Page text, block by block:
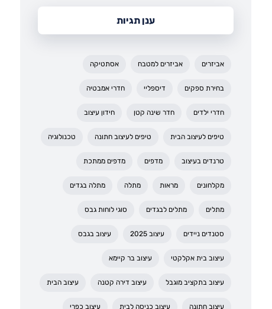
ענן תגיות
אביזרים אביזרים למטבח אסתטיקה
בחירת ספקים דיספליי חדרי אמבטיה
חדרי ילדים חדר שינה קטן חידון עיצוב
טיפים לעיצוב הבית טיפים לעיצוב חתונה טכנולוגיה
טרנדים בעיצוב מדפים מדפים ממתכת
מקלחונים מראות מתלה מתלה בגדים
מתלים מתלים לבגדים סוגי לוחות גבס
סטנדים ניידים עיצוב 2025 עיצוב בגבס
עיצוב בית אקלקטי עיצוב בר קיימא
עיצוב בתקציב מוגבל עיצוב דירה קטנה עיצוב הבית
עיצוב חתונה עיצוב כניסה לבית עיצוב כפרי